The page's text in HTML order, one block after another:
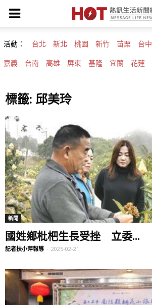
活動： 台北 新北 桃園 新竹 苗栗 台中
嘉義 台南 高雄 屏東 基隆 宜蘭 花蓮
標籤: 邱美玲
新聞
國姓鄉枇杷生長受挫 立委...
記者扶小萍報導 - 2025-02-21